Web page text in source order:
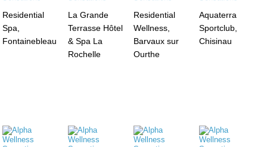
Residential
Spa,
Fontainebleau
La Grande
Terrasse Hôtel
& Spa La
Rochelle
Residential
Wellness,
Barvaux sur
Ourthe
Aquaterra
Sportclub,
Chisinau